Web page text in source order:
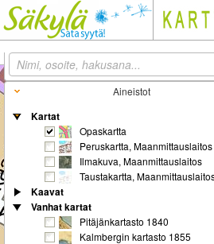
Aineistot
Kartat
Opaskartta
Peruskartta, Maanmittauslaitos
Ilmakuva, Maanmittauslaitos
Taustakartta,
Kaavat
Vanhat kartat
Pitäjänkartasto 1840
Kalmbergin kartasto 1855